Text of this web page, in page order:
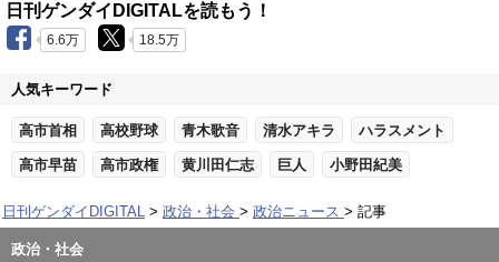
日刊ゲンダイDIGITALを読もう！
6.6万 18.5万
人気キーワード
高市首相 高校野球 青木歌音 清水アキラ ハラスメント
高市早苗 高市政権 黄川田仁志 巨人 小野田紀美
日刊ゲンダイDIGITAL 政治・社会 政治ニュース 記事
政治・社会